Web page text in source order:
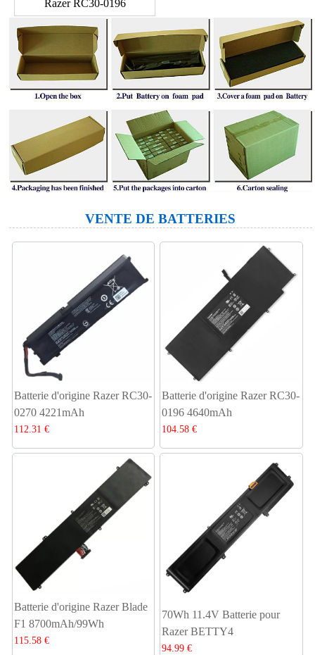
Razer RC30-0196
VENTE DE BATTERIES
Batterie d'origine Razer RC30-
0270 4221mAh
112.31 €
Batterie d'origine Razer RC30-
0196 4640mAh
104.58 €
Batterie d'origine Razer Blade
F1 8700mAh/99Wh
115.58 €
70Wh 11.4V Batterie pour
Razer BETTY4
94.99 €